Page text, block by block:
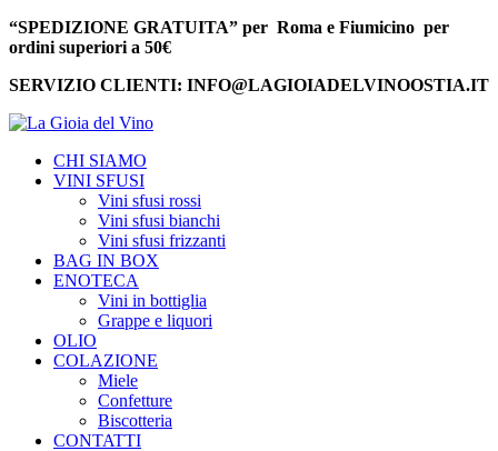
“SPEDIZIONE GRATUITA” per Roma e Fiumicino per
ordini superiori a 50€
SERVIZIO CLIENTI: INFO@LAGIOIADELVINOOSTIA.IT
CHI SIAMO
VINI SFUSI
Vini sfusi rossi
Vini sfusi bianchi
Vini sfusi frizzanti
BAG IN BOX
ENOTECA
Vini in bottiglia
Grappe e liquori
OLIO
COLAZIONE
Miele
Confetture
Biscotteria
CONTATTI